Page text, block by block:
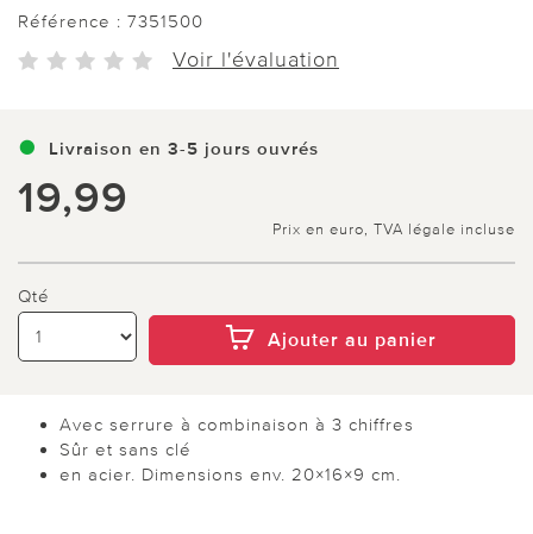
Référence : 7351500
Voir l'évaluation
Livraison en 3-5 jours ouvrés
19,99
Prix en euro, TVA légale incluse
Qté
Ajouter au panier
Avec serrure à combinaison à 3 chiffres
Sûr et sans clé
en acier. Dimensions env. 20×16×9 cm.